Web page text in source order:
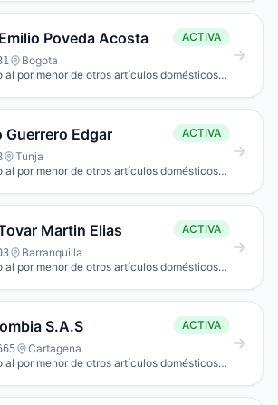
Poveda Acosta ACTIVA
Bogota
al por menor de otros artículos domésticos
Guerrero Edgar ACTIVA
Tunja
al por menor de otros artículos domésticos
Martin Elias ACTIVA
Barranquilla
al por menor de otros artículos domésticos
S.A.S ACTIVA
Cartagena
al por menor de otros artículos domésticos